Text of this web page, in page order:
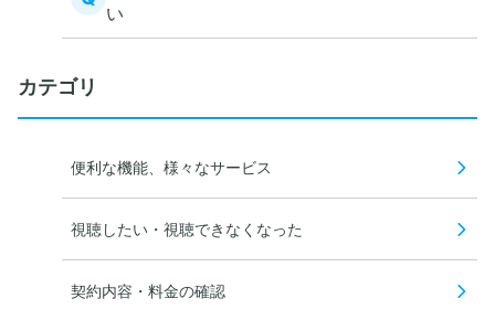
い
カテゴリ
便利な機能、様々なサービス
視聴したい・視聴できなくなった
契約内容・料金の確認